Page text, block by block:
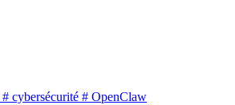
# cybersécurité # OpenClaw